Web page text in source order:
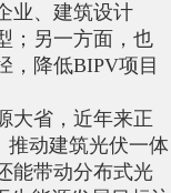
业、建筑设计
；另一方面，也
，降低BIPV项目
大省，近年来正
推动建筑光伏一体
能带动分布式光